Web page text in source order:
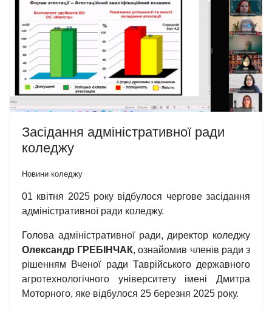
Засідання адміністративної ради
коледжу
Новини коледжу
01 квітня 2025 року відбулося чергове засідання
адміністративної ради коледжу.
Голова адміністративної ради, директор коледжу
Олександр ГРЕБІНЧАК, ознайомив членів ради з
рішенням Вченої ради Таврійського державного
агротехнологічного університету імені Дмитра
Моторного, яке відбулося 25 березня 2025 року.